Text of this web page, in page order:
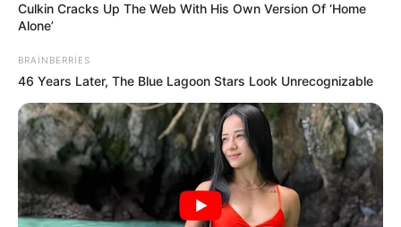
Culkin Cracks Up The Web With His Own Version Of ‘Home
Alone’
BRAINBERRIES
46 Years Later, The Blue Lagoon Stars Look Unrecognizable